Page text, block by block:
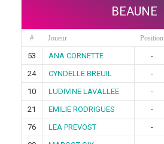
BEAUNE
# Joueur Position
53 ANA CORNETTE -
24
CYNDELLE BREUIL -
10
LUDIVINE LAVALLEE -
21
EMILIE RODRIGUES -
76
LEA PREVOST -